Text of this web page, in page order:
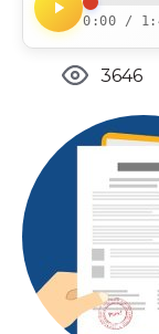
0:00 /
3646